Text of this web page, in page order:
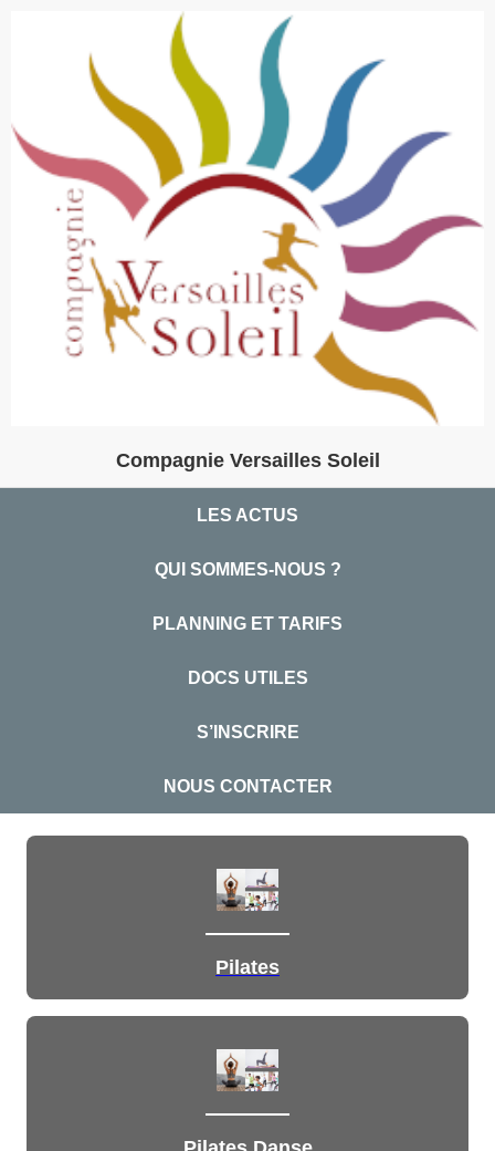
Compagnie Versailles Soleil
LES ACTUS
QUI SOMMES-NOUS ?
PLANNING ET TARIFS
DOCS UTILES
S’INSCRIRE
NOUS CONTACTER
Pilates